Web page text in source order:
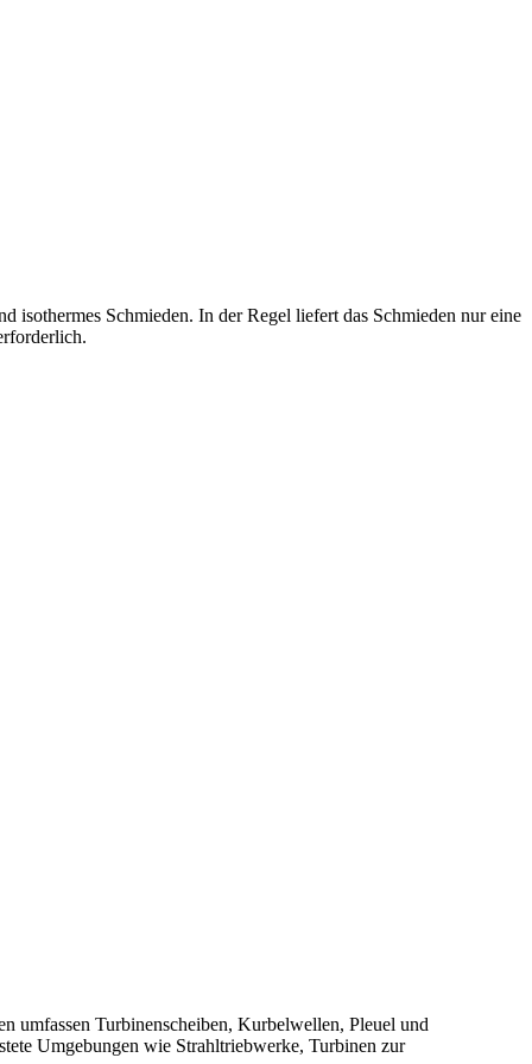
isothermes Schmieden. In der Regel liefert das Schmieden nur eine
umfassen Turbinenscheiben, Kurbelwellen, Pleuel und
Umgebungen wie Strahltriebwerke, Turbinen zur